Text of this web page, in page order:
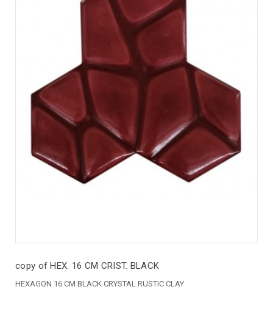
copy of HEX. 16 CM CRIST. BLACK
HEXAGON 16 CM BLACK CRYSTAL RUSTIC CLAY